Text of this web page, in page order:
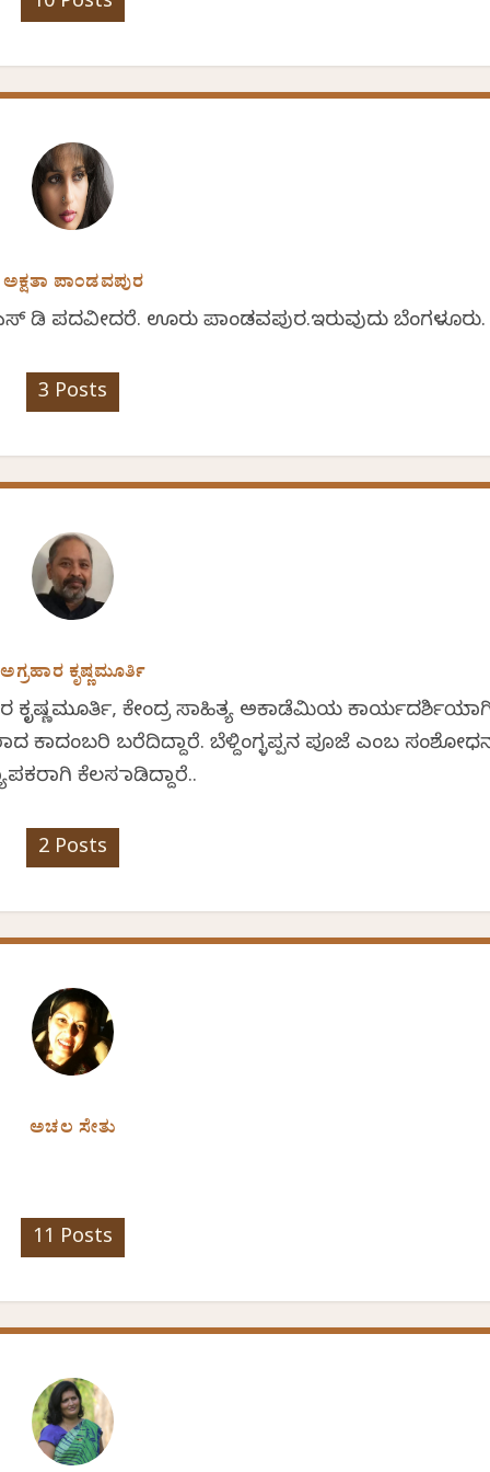
ಅಕ್ಷತಾ ಪಾಂಡವಪುರ
ಡಿ ಪದವೀದರೆ. ಊರು ಪಾಂಡವಪುರ.ಇರುವುದು ಬೆಂಗಳೂರು.
3 Posts
ಅಗ್ರಹಾರ ಕೃಷ್ಣಮೂರ್ತಿ
ಕೃಷ್ಣಮೂರ್ತಿ, ಕೇಂದ್ರ ಸಾಹಿತ್ಯ ಅಕಾಡೆಮಿಯ
ಕಾದಂಬರಿ ಬರೆದಿದ್ದಾರೆ. ಬೆಳ್ದಿಂಗ್ಳಪ್ಪನ ಪೂಜೆ ಎಂಬ
ಕೆಲಸ ಮಾಡಿದ್ದಾರೆ..
2 Posts
ಅಚಲ ಸೇತು
11 Posts